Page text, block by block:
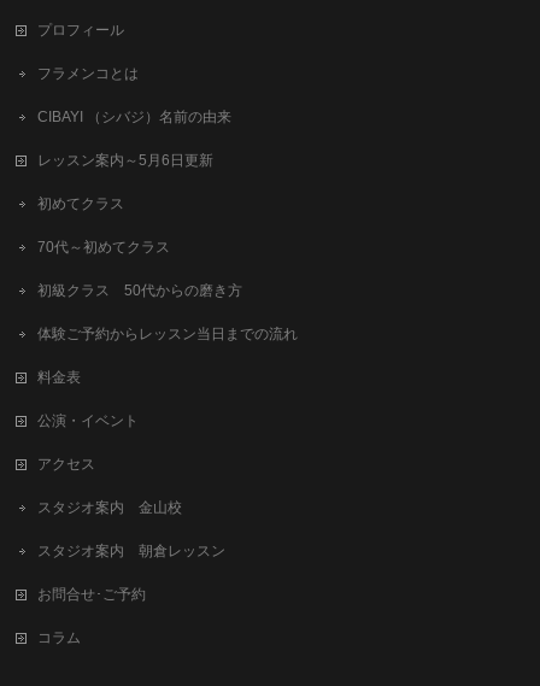
プロフィール
フラメンコとは
CIBAYI （シバジ）名前の由来
レッスン案内～5月6日更新
初めてクラス
70代～初めてクラス
初級クラス 50代からの磨き方
体験ご予約からレッスン当日までの流れ
料金表
公演・イベント
アクセス
スタジオ案内 金山校
スタジオ案内 朝倉レッスン
お問合せ･ご予約
コラム